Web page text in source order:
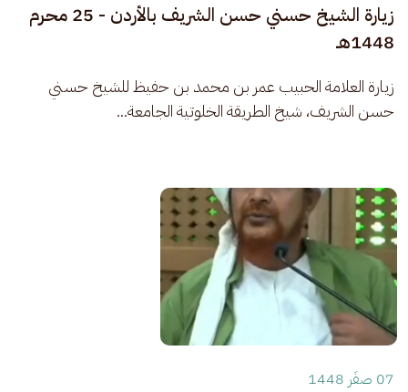
زيارة الشيخ حسني حسن الشريف بالأردن - 25 محرم
1448هـ
زيارة العلامة الحبيب عمر بن محمد بن حفيظ للشيخ حسني
حسن الشريف، شيخ الطريقة الخلوتية الجامعة...
07 صفَر 1448